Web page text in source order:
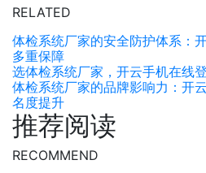
RELATED
体检系统厂家的安全防护体系：
多重保障
选体检系统厂家，开云手机在线
体检系统厂家的品牌影响力：开
名度提升
推荐阅读
RECOMMEND